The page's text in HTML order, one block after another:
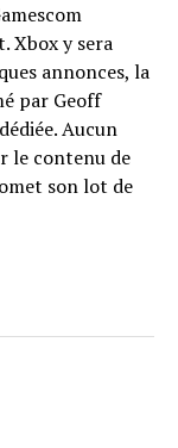
Xbox y sera
annonces, la
par Geoff
Aucun
le contenu de
son lot de